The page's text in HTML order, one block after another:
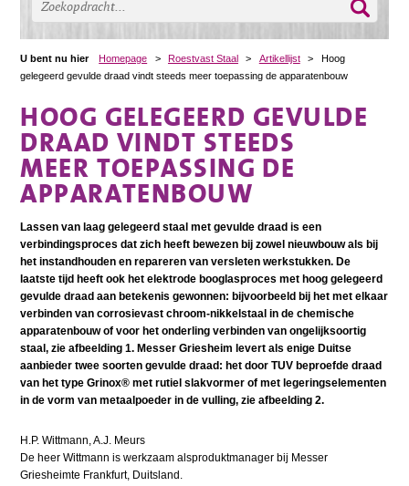
U bent nu hier Homepage > Roestvast Staal > Artikellijst >
Hoog
gelegeerd gevulde draad vindt steeds meer toepassing de apparatenbouw
HOOG GELEGEERD GEVULDE
DRAAD VINDT STEEDS
MEER TOEPASSING DE
APPARATENBOUW
Lassen van laag gelegeerd staal met gevulde draad is een
verbindingsproces dat zich heeft bewezen bij zowel nieuwbouw als bij
het instandhouden en repareren van versleten werkstukken. De
laatste tijd heeft ook het elektrode booglasproces met hoog gelegeerd
gevulde draad aan betekenis gewonnen: bijvoorbeeld bij het met elkaar
verbinden van corrosievast chroom-nikkelstaal in de chemische
apparatenbouw of voor het onderling verbinden van ongelijksoortig
staal, zie afbeelding 1. Messer Griesheim levert als enige Duitse
aanbieder twee soorten gevulde draad: het door TUV beproefde draad
van het type Grinox® met rutiel slakvormer of met legeringselementen
in de vorm van metaalpoeder in de vulling, zie afbeelding 2.
H.P. Wittmann, A.J. Meurs
De heer Wittmann is werkzaam alsproduktmanager bij Messer
Griesheimte Frankfurt, Duitsland.